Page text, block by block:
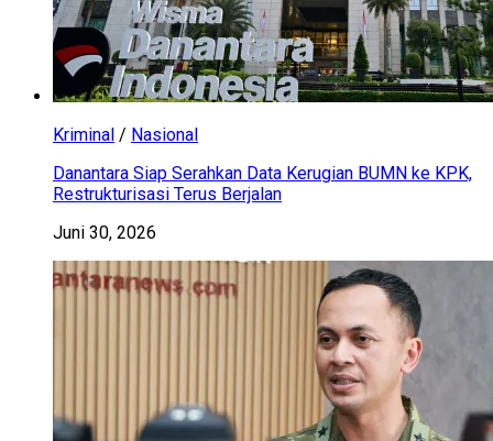
Kriminal / Nasional
Danantara Siap Serahkan Data Kerugian BUMN ke KPK,
Restrukturisasi Terus Berjalan
Juni 30, 2026